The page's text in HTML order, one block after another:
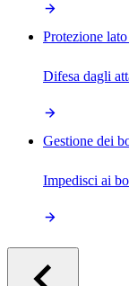
Protezione
Difesa dagli
Gestione dei
Impedisci ai